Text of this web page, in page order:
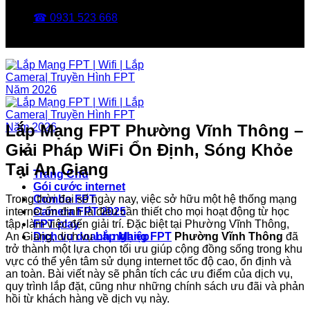
☎ 0931 523 668
Trang Chủ
Gói cước internet
Combo FPT
Camera FPT 2025
FPT play
Dịch vụ doanh nghiệp
Lắp Mạng FPT Phường Vĩnh Thông –
Giải Pháp WiFi Ổn Định, Sóng Khỏe
Tại An Giang
Trong thời đại số ngày nay, việc sở hữu một hệ thống mạng
internet ổn định là điều cần thiết cho mọi hoạt động từ học
tập, làm việc đến giải trí. Đặc biệt tại Phường Vĩnh Thông,
An Giang, dịch vụLắp Mạng FPT Phường Vĩnh Thông đã
trở thành một lựa chọn tối ưu giúp cộng đồng sống trong khu
vực có thể yên tâm sử dụng internet tốc độ cao, ổn định và
an toàn. Bài viết này sẽ phân tích các ưu điểm của dịch vụ,
quy trình lắp đặt, cũng như những chính sách ưu đãi và phản
hồi từ khách hàng về dịch vụ này.